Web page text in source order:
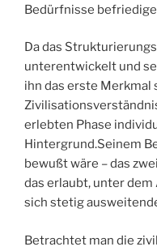
Bedürfnisse
Da das
unterentwickelt und
ihn das erste Merkmal
erlebten Phase
Hintergrund.Seinem
bewußt wäre – das
das erlaubt, unter
sich stetig
Betrachtet man die